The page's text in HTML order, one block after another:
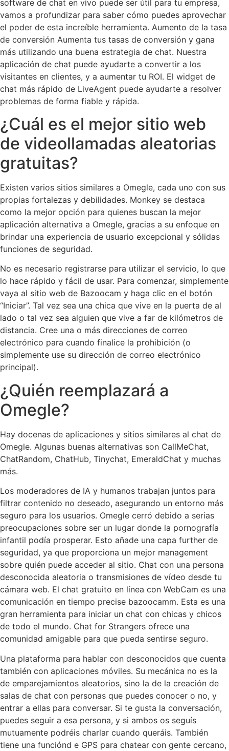
software de chat en vivo puede ser útil para tu empresa,
vamos a profundizar para saber cómo puedes aprovechar
el poder de esta increíble herramienta. Aumento de la tasa
de conversión Aumenta tus tasas de conversión y gana
más utilizando una buena estrategia de chat. Nuestra
aplicación de chat puede ayudarte a convertir a los
visitantes en clientes, y a aumentar tu ROI. El widget de
chat más rápido de LiveAgent puede ayudarte a resolver
problemas de forma fiable y rápida.
¿Cuál es el mejor sitio web
de videollamadas aleatorias
gratuitas?
Existen varios sitios similares a Omegle, cada uno con sus
propias fortalezas y debilidades. Monkey se destaca
como la mejor opción para quienes buscan la mejor
aplicación alternativa a Omegle, gracias a su enfoque en
brindar una experiencia de usuario excepcional y sólidas
funciones de seguridad.
No es necesario registrarse para utilizar el servicio, lo que
lo hace rápido y fácil de usar. Para comenzar, simplemente
vaya al sitio web de Bazoocam y haga clic en el botón
“Iniciar”. Tal vez sea una chica que vive en la puerta de al
lado o tal vez sea alguien que vive a far de kilómetros de
distancia. Cree una o más direcciones de correo
electrónico para cuando finalice la prohibición (o
simplemente use su dirección de correo electrónico
principal).
¿Quién reemplazará a
Omegle?
Hay docenas de aplicaciones y sitios similares al chat de
Omegle. Algunas buenas alternativas son CallMeChat,
ChatRandom, ChatHub, Tinychat, EmeraldChat y muchas
más.
Los moderadores de IA y humanos trabajan juntos para
filtrar contenido no deseado, asegurando un entorno más
seguro para los usuarios. Omegle cerró debido a serias
preocupaciones sobre ser un lugar donde la pornografía
infantil podía prosperar. Esto añade una capa further de
seguridad, ya que proporciona un mejor management
sobre quién puede acceder al sitio. Chat con una persona
desconocida aleatoria o transmisiones de vídeo desde tu
cámara web. El chat gratuito en línea con WebCam es una
comunicación en tiempo precise bazoocamm. Esta es una
gran herramienta para iniciar un chat con chicas y chicos
de todo el mundo. Chat for Strangers ofrece una
comunidad amigable para que pueda sentirse seguro.
Una plataforma para hablar con desconocidos que cuenta
también con aplicaciones móviles. Su mecánica no es la
de emparejamientos aleatorios, sino la de la creación de
salas de chat con personas que puedes conocer o no, y
entrar a ellas para conversar. Si te gusta la conversación,
puedes seguir a esa persona, y si ambos os seguís
mutuamente podréis charlar cuando queráis. También
tiene una funciónd e GPS para chatear con gente cercano,